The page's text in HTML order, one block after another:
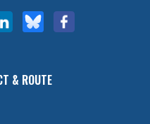
& ROUTE